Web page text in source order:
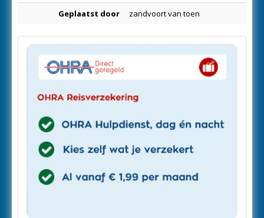
Geplaatst door zandvoort van toen